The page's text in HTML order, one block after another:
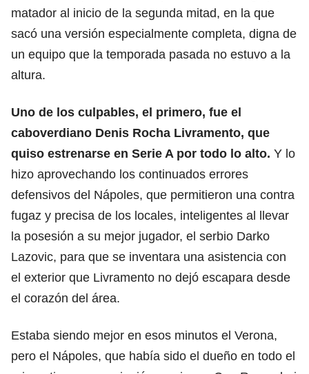
matador al inicio de la segunda mitad, en la que
sacó una versión especialmente completa, digna de
un equipo que la temporada pasada no estuvo a la
altura.
Uno de los culpables, el primero, fue el
caboverdiano Denis Rocha Livramento, que
quiso estrenarse en Serie A por todo lo alto. Y lo
hizo aprovechando los continuados errores
defensivos del Nápoles, que permitieron una contra
fugaz y precisa de los locales, inteligentes al llevar
la posesión a su mejor jugador, el serbio Darko
Lazovic, para que se inventara una asistencia con
el exterior que Livramento no dejó escapara desde
el corazón del área.
Estaba siendo mejor en esos minutos el Verona,
pero el Nápoles, que había sido el dueño en todo el